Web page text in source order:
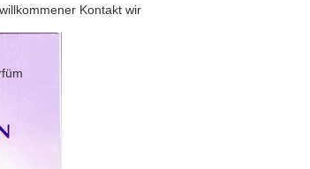
Kontakt wir